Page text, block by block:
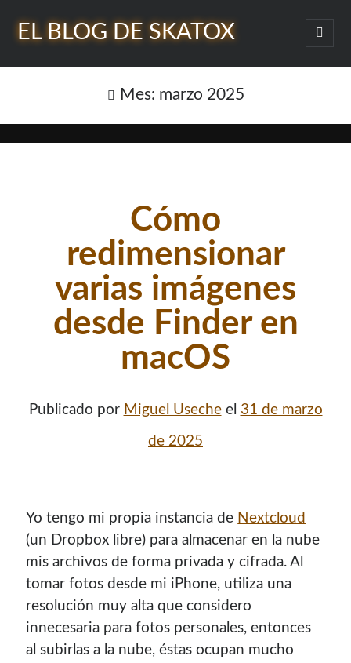
EL BLOG DE SKATOX
abrir
menú
Barra
¡Hola mi nombre es Miguel Useche!
Soydesarrollador web, colaboro en comunidades como
Mozilla (Hispano|Venezuela)y enWordPress Venezuela
promuevo tecnologías abiertas, mantengo
PKGBUILDS
Mes: marzo 2025
Cómo
redimensionar
varias imágenes
desde Finder en
macOS
Publicado por Miguel Usecheel 31 de marzo
de 2025
Yo tengo mi propia instancia de Nextcloud
(un Dropbox libre) para almacenar en la nube
mis archivos de forma privada y cifrada. Al
tomar fotos desde mi iPhone, utiliza una
resolución muy alta que considero
innecesaria para fotos personales, entonces
al subirlas a la nube, éstas ocupan mucho